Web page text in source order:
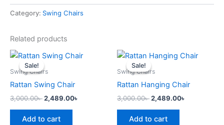
Category: Swing Chairs
Related products
Sale!
Sale!
Swing Chairs
Rattan Swing Chair
3,000.00৳
Original
price
was:
2,489.00৳
Current
Add to cart
Sale!
Sale!
Swing Chairs
Rattan Hanging Chair
3,000.00৳
Original
price
was:
2,489.00৳
Current
Add to cart